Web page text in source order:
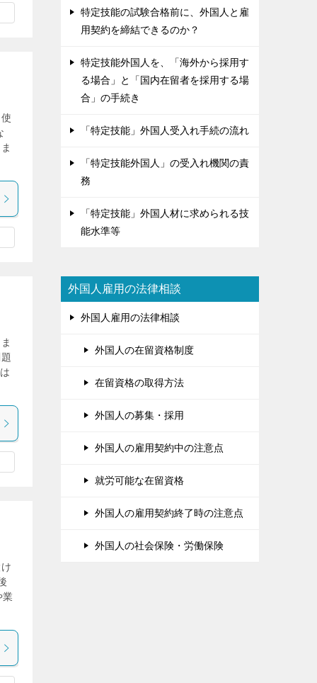
業
特定技能の試験合格前に、外国人と雇
用契約を締結できるのか？
特定技能外国人を、「海外から採用す
る場合」と「国内在留者を採用する場
合」の手続き
「特定技能」外国人受入れ手続の流れ
「特定技能外国人」の受入れ機関の責
務
「特定技能」外国人材に求められる技
能水準等
外国人雇用の法律相談
外国人雇用の法律相談
外国人の在留資格制度
在留資格の取得方法
外国人の募集・採用
外国人の雇用契約中の注意点
就労可能な在留資格
外国人の雇用契約終了時の注意点
外国人の社会保険・労働保険